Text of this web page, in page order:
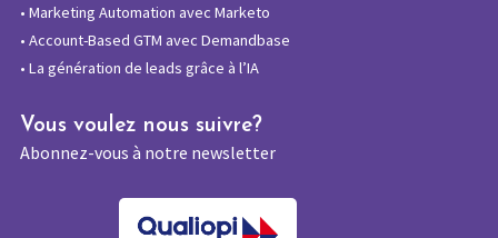
• Marketing Automation avec Marketo
• Account-Based GTM avec Demandbase
• La génération de leads grâce à l’IA
Vous voulez nous suivre?
Abonnez-vous à notre newsletter